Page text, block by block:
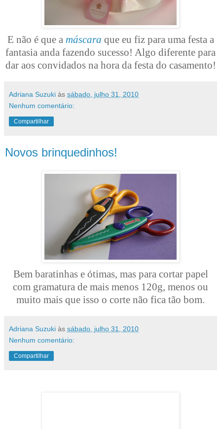
E não é que a máscara que eu fiz para uma festa a
fantasia anda fazendo sucesso! Algo diferente para
dar aos convidados na hora da festa do casamento!
Adriana Suzuki às sábado, julho 31, 2010
Nenhum comentário:
Compartilhar
Novos brinquedinhos!
Bem baratinhas e ótimas, mas para cortar papel
com gramatura de mais menos 120g, menos ou
muito mais que isso o corte não fica tão bom.
Adriana Suzuki às sábado, julho 31, 2010
Nenhum comentário:
Compartilhar